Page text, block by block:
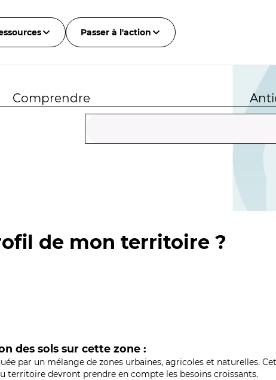
Passer à l'action
Comprendre
de mon territoire ?
des sols sur cette zone :
par un mélange de zones urbaines, agricoles et naturelles.
devront prendre en compte les besoins croissants.